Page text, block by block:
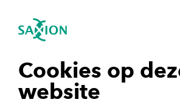
Cookies op
website
Navigatie openen
tonen
tonen
sluiten
Vernieuwend Onderwijs
Subnavigatie tonen
Als lectoraat onderzoeken we de
mogelijkheden en ook de
onderwijstechnologie. We